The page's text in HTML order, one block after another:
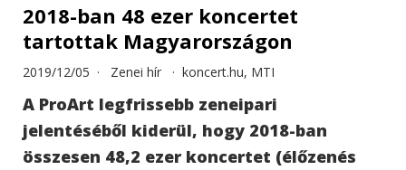
2018-ban 48 ezer koncertet
tartottak Magyarországon
2019/12/05 · Zenei hír · koncert.hu, MTI
A ProArt legfrissebb zeneipari
jelentéséből kiderül, hogy 2018-ban
összesen 48,2 ezer koncertet (élőzenés